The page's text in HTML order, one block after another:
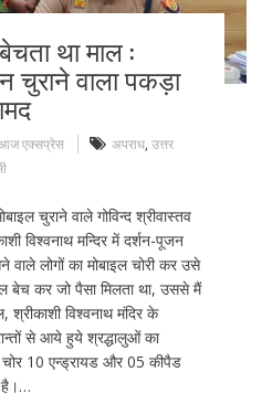
था माल :
चुराने वाला पकड़ा
एक्सप्रेस अपराध, उत्तर
चुराने वाले गोविन्द श्रीवास्तव
विश्वनाथ मन्दिर में दर्शन-पूजन
लोगों का मोबाइल चोरी कर उसे
बेच कर जो पैसा मिलता था, उससे मैं
विश्वनाथ मंदिर के
से आये हुये श्रद्धालुओं का
चोर 10 एन्ड्रायड और 05 कीपैड
है।…